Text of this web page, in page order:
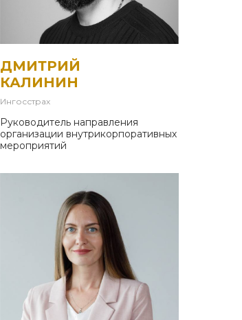
ДМИТРИЙ
КАЛИНИН
Ингосстрах
Руководитель направления
организации внутрикорпоративных
мероприятий